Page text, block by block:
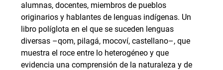
alumnas, docentes, miembros de pueblos
originarios y hablantes de lenguas indígenas. Un
libro políglota en el que se suceden lenguas
diversas –qom, pilagá, mocoví, castellano–, que
muestra el roce entre lo heterogéneo y que
evidencia una comprensión de la naturaleza y de